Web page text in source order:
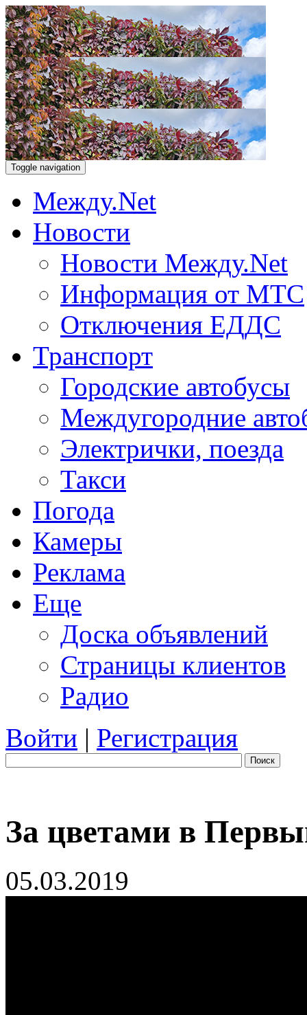
Toggle navigation
Между.Net
Новости
Новости Между.Net
Информация от МТС
Отключения ЕДДС
Транспорт
Городские автобусы
Междугородние
Электрички, поезда
Такси
Погода
Камеры
Реклама
Еще
Доска объявлений
Страницы клиентов
Радио
Войти | Регистрация
Поиск
За цветами в
05.03.2019